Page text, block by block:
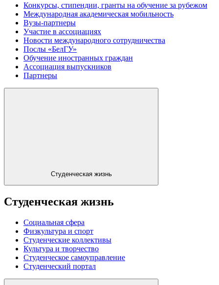
Конкурсы, стипендии, гранты на обучение за рубежом
Международная академическая мобильность
Вузы-партнеры
Участие в ассоциациях
Новости международного сотрудничества
Послы «БелГУ»
Обучение иностранных граждан
Ассоциация выпускников
Партнеры
Студенческая жизнь
Студенческая жизнь
Социальная сфера
Физкультура и спорт
Студенческие коллективы
Культура и творчество
Студенческое самоуправление
Студенческий портал